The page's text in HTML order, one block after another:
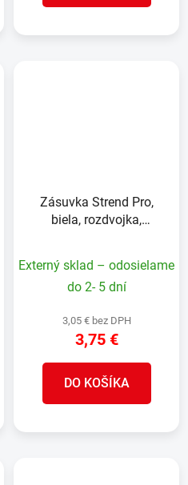
Zásuvka Strend Pro,
biela, rozdvojka,
3x16A
Externý sklad – odosielame
do 2- 5 dní
3,05 € bez DPH
3,75 €
DO KOŠÍKA